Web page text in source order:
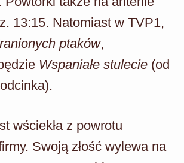
13:15. Natomiast w TVP1,
ptaków,
Wspaniałe stulecie (od
wściekła z powrotu
Swoją złość wylewa na